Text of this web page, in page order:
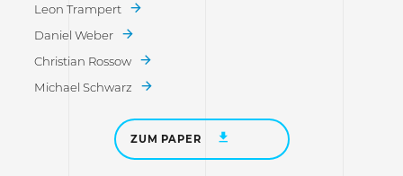
Leon Trampert
Daniel Weber
Christian Rossow
Michael Schwarz
ZUM PAPER